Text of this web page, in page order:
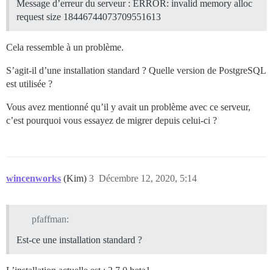
Message d’erreur du serveur : ERROR: invalid memory alloc
request size 18446744073709551613
Cela ressemble à un problème.
S’agit-il d’une installation standard ? Quelle version de PostgreSQL
est utilisée ?
Vous avez mentionné qu’il y avait un problème avec ce serveur,
c’est pourquoi vous essayez de migrer depuis celui-ci ?
wincenworks (Kim) Décembre 12, 2020, 5:14
3
pfaffman:
Est-ce une installation standard ?